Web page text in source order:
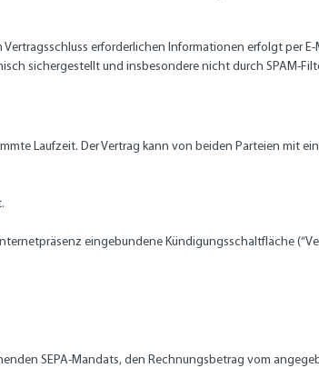
erforderlichen Informationen erfolgt per
sichergestellt und insbesondere nicht durch SPAM-
Laufzeit. Der Vertrag kann von beiden Parteien mit
eingebundene Kündigungsschaltfläche
SEPA-Mandats, den Rechnungsbetrag vom